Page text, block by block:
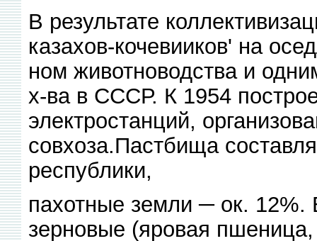
В результате
казахов-кочевииков' на
ном животноводства и
х-ва в СССР. К 1954
электростанций,
совхоза.Пастбища
республики,
пахотные земли ─ ок. 12%.
зерновые (яровая